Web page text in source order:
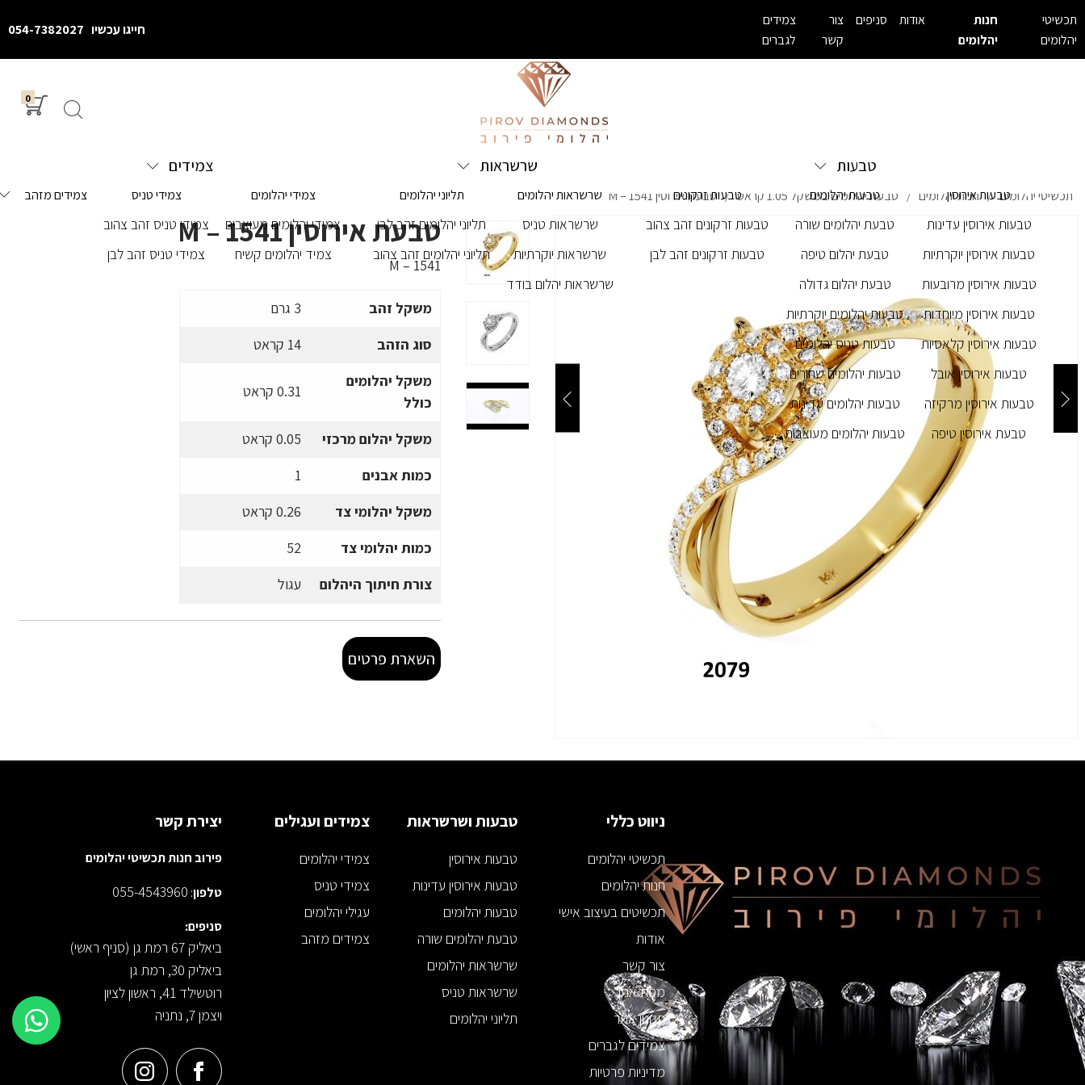
תכשיטי
יהלומים
חנות
יהלומים
אודות סניפים
צור
קשר
צמידים
לגברים
חייגו עכשיו 054-7382027
0
טבעות
טבעות אירוסין
טבעות אירוסין עדינות
טבעות אירוסין יוקרתיות
טבעות אירוסין מרובעות
טבעות אירוסין מיוחדות
טבעות אירוסין קלאסיות
טבעות אירוסין אובל
טבעות אירוסין מרקיזה
טבעת אירוסין טיפה
טבעות יהלומים
טבעת יהלומים שורה
טבעת יהלום טיפה
טבעת יהלום גדולה
טבעות יהלומים יוקרתיות
טבעות טניס יהלומים
טבעות יהלומים שחורים
טבעות יהלומים עדינות
טבעות יהלומים מעוצבות
טבעות זרקונים
טבעות זרקונים זהב צהוב
טבעות זרקונים זהב לבן
שרשראות
שרשראות יהלומים
שרשראות טניס
שרשראות יוקרתיות
שרשראות יהלום בודד
תליוני יהלומים
תליוני יהלומים זהב לבן
תליוני יהלומים זהב צהוב
צמידים
צמידי יהלומים
צמידי יהלומים מעוצבים
צמיד יהלומים קשיח
צמידי טניס
צמידי טניס זהב צהוב
צמידי טניס זהב לבן
צמידים מזהב תכשיטי יהלומים / חנות יהלומים / טבעת יהלומים במשקל 1.05 קראט / טבעת אירוסין M – 1541
טבעת אירוסין M – 1541
M – 1541
משקל זהב
3 גרם
סוג הזהב
14 קראט
משקל יהלומים
כולל
0.31 קראט
משקל יהלום מרכזי
0.05 קראט
כמות אבנים
1
משקל יהלומי צד
0.26 קראט
כמות יהלומי צד
52
צורת חיתוך היהלום
עגול
השארת פרטים
ניווט כללי
תכשיטי יהלומים
חנות יהלומים
תכשיטים בעיצוב אישי
אודות
צור קשר
מפת אתר
תקנון אתר
צמידים לגברים
מדיניות פרטיות
טבעות ושרשראות
טבעות אירוסין
טבעות אירוסין עדינות
טבעות יהלומים
טבעת יהלומים שורה
שרשראות יהלומים
שרשראות טניס
תליוני יהלומים
צמידים ועגילים
צמידי יהלומים
צמידי טניס
עגילי יהלומים
צמידים מזהב
יצירת קשר
פירוב חנות תכשיטי יהלומים
טלפון:
055-4543960
סניפים:
ביאליק 67 רמת גן (סניף ראשי)
ביאליק 30, רמת גן
רוטשילד 41, ראשון לציון
ויצמן 7, נתניה